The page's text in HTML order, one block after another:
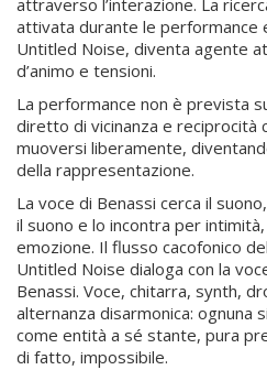
attraverso l’interazione. La
attivata durante le performance
Untitled Noise, diventa agente
d’animo e tensioni.
La performance non è prevista
diretto di vicinanza e
muoversi liberamente,
della rappresentazione.
La voce di Benassi cerca il
il suono e lo incontra per
emozione. Il flusso cacofonico
Untitled Noise dialoga con la
Benassi. Voce, chitarra, synth,
alternanza disarmonica: ognuna
come entità a sé stante, pura
di fatto, impossibile.